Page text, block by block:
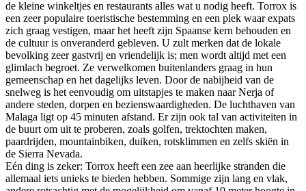
de kleine winkeltjes en restaurants alles wat u nodig heeft. Torrox is
een zeer populaire toeristische bestemming en een plek waar expats
zich graag vestigen, maar het heeft zijn Spaanse kern behouden en
de cultuur is onveranderd gebleven. U zult merken dat de lokale
bevolking zeer gastvrij en vriendelijk is; men wordt altijd met een
glimlach begroet. Ze verwelkomen buitenlanders graag in hun
gemeenschap en het dagelijks leven. Door de nabijheid van de
snelweg is het eenvoudig om uitstapjes te maken naar Nerja of
andere steden, dorpen en bezienswaardigheden. De luchthaven van
Malaga ligt op 45 minuten afstand. Er zijn ook tal van activiteiten in
de buurt om uit te proberen, zoals golfen, trektochten maken,
paardrijden, mountainbiken, duiken, rotsklimmen en zelfs skiën in
de Sierra Nevada.
Eén ding is zeker: Torrox heeft een zee aan heerlijke stranden die
allemaal iets unieks te bieden hebben. Sommige zijn lang en vlak,